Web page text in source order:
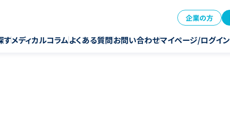
企業の方
すメディカルコラムよくある質問お問い合わせマイページ/ログイン